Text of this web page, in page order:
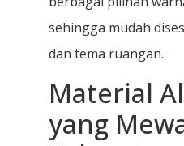
sehingga mudah
dan tema ruangan.
Material
yang